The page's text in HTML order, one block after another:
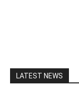
LATEST NEWS